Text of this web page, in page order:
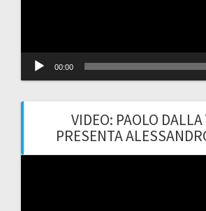
00:00
VIDEO: PAOLO DALLA
PRESENTA